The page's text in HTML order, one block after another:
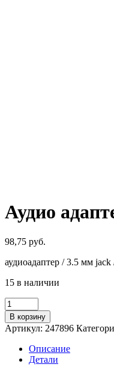
Аудио
98,75 руб.
аудиоадаптер / 3.5 мм
15 в наличии
Количество
товара
Аудио
адаптер
Ugreen
CM279-
В корзину
Артикул: 247896
Описание
Детали